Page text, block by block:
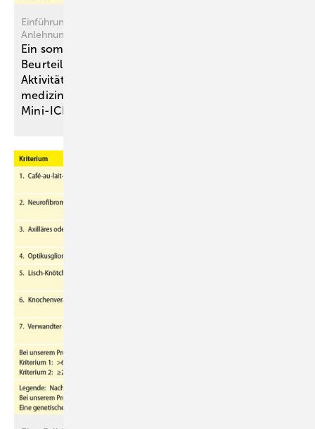
Einführung, Konzept und Anwendung des Mini-ICF-APS – In
Anlehnung an das Mini-ICF-APP
Ein somatisch-funktionelles
Beurteilungsinstrument zur Erfassung von
Aktivitäts- und Teilhabefähigkeit in der
medizinischen Begutachtung – Das
Mini-ICF-APS